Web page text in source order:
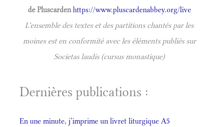
de Pluscardenhttps://www.pluscardenabbey.org/live
L'ensemble des textes et des partitions chantés par les
moines est en conformité avec les éléments publiés sur
Societas laudis (cursus monastique)
Dernières publications :
En une minute, j’imprime un livret liturgique A5